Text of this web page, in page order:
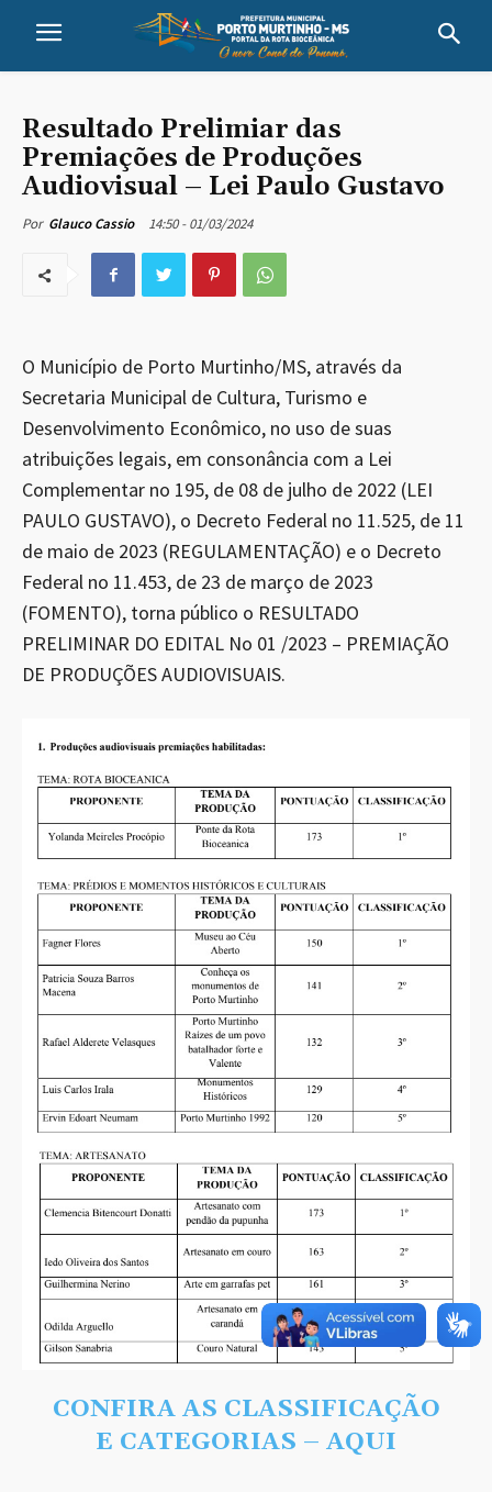
Resultado Prelimiar das
Premiações de Produções
Audiovisual – Lei Paulo Gustavo
Por Glauco Cassio 14:50 - 01/03/2024
O Município de Porto Murtinho/MS, através da
Secretaria Municipal de Cultura, Turismo e
Desenvolvimento Econômico, no uso de suas
atribuições legais, em consonância com a Lei
Complementar no 195, de 08 de julho de 2022 (LEI
PAULO GUSTAVO), o Decreto Federal no 11.525, de 11
de maio de 2023 (REGULAMENTAÇÃO) e o Decreto
Federal no 11.453, de 23 de março de 2023
(FOMENTO), torna público o RESULTADO
PRELIMINAR DO EDITAL No 01 /2023 – PREMIAÇÃO
DE PRODUÇÕES AUDIOVISUAIS.
CONFIRA AS CLASSIFICAÇÃO
E CATEGORIAS – AQUI